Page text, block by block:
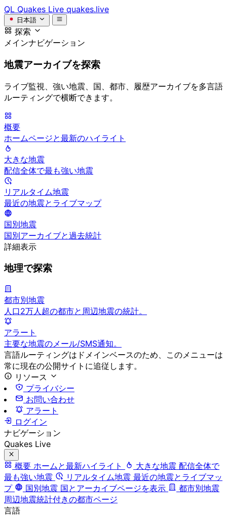
QL Quakes Live quakes.live
日本語
探索
メインナビゲーション
地震アーカイブを探索
ライブ監視、強い地震、国、都市、履歴アーカイブを多言語
ルーティングで横断できます。
概要
ホームページと最新のハイライト
大きな地震
配信全体で最も強い地震
リアルタイム地震
最近の地震とライブマップ
国別地震
国別アーカイブと過去統計
詳細表示
地理で探索
都市別地震
人口2万人超の都市と周辺地震の統計。
アラート
主要な地震のメール/SMS通知。
言語ルーティングはドメインベースのため、このメニューは
常に現在の公開サイトに追従します。
リソース
プライバシー
お問い合わせ
アラート
ログイン
ナビゲーション
Quakes Live
概要 ホームと最新ハイライト 大きな地震 配信全体で
最も強い地震
リアルタイム地震 最近の地震とライブマッ
プ
国別地震 国とアーカイブページを表示
都市別地震
周辺地震統計付きの都市ページ
言語